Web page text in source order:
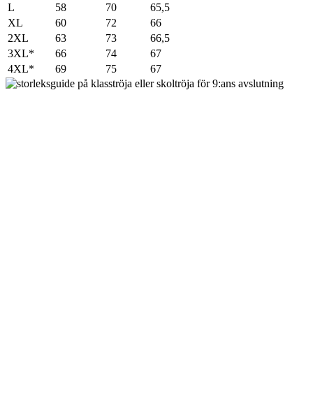
L 58 70
65,5
XL
60 72
66
2XL
63 73
66,5
3XL*
66 74
67
4XL*
69 75 67